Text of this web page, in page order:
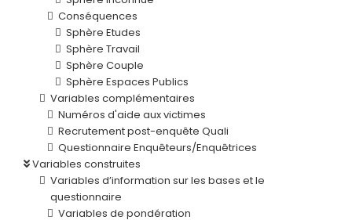
Conséquences
Sphère Etudes
Sphère Travail
Sphère Couple
Sphère Espaces Publics
Variables complémentaires
Numéros d'aide aux victimes
Recrutement post-enquête Quali
Questionnaire Enquêteurs/Enquêtrices
Variables construites
Variables d’information sur les bases et le
questionnaire
Variables de pondération